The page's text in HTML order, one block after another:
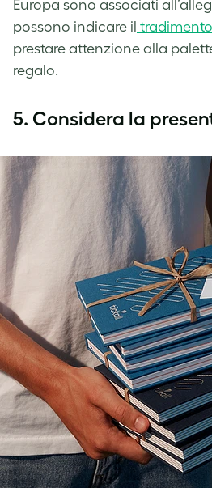
Europa sono associati
possono indicare il tradimento
prestare attenzione alla
regalo.
5. Considera la